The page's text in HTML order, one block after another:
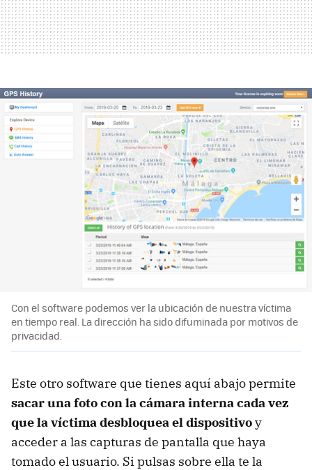
Con el software podemos ver la ubicación de nuestra víctima
en tiempo real. La dirección ha sido difuminada por motivos de
privacidad.
Este otro software que tienes aquí abajo permite
sacar una foto con la cámara interna cada vez
que la víctima desbloquea el dispositivoy
acceder a las capturas de pantalla que haya
tomado el usuario. Si pulsas sobre ella te la